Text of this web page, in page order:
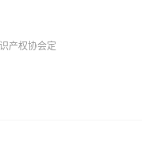
专利组合，
新驱动与品
识产权高质
把所学所悟
产权协会定